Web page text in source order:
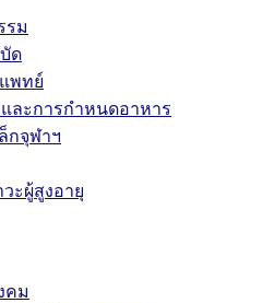
รม
ด
พทย์
ละการกำหนดอาหาร
กจุฬาฯ
ะผู้สูงอายุ
คม